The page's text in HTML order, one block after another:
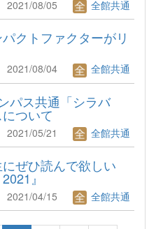
2021/08/05 全館共通
クトファクターがリ
2021/08/04 全館共通
パス共通「シラバ
ついて
2021/05/21 全館共通
にぜひ読んで欲しい
』
2021/04/15 全館共通